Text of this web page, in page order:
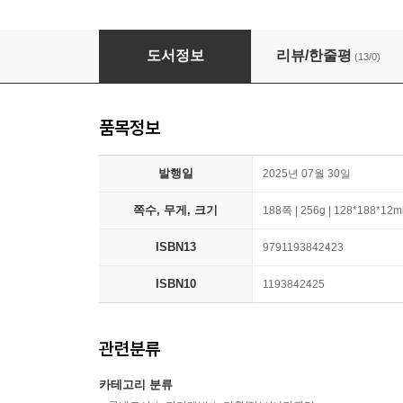
나의 느슨한 기록 일지
도서정보 리뷰/한줄평 (13/0)
품목정보
발행일 2025년 07월 30일
쪽수, 무게, 크기 188쪽 | 256g |
ISBN13 9791193842423
ISBN10 1193842425
관련분류
카테고리 분류